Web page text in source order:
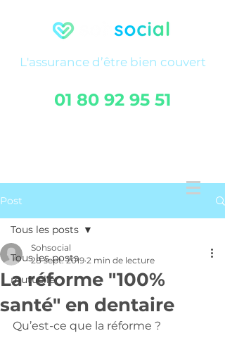
L'assurance d’êtrebien couvert
01 80 92 95 51
Post
Tous les posts
mutuelle
Tous les posts
La réforme "100%
santé" en dentaire
Sohsocial
28 sept. 2019 2 min de lecture
Qu’est-ce que la réforme ?